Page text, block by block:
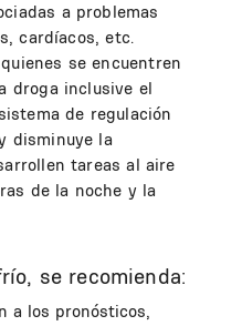
a problemas
cardíacos, etc.
se encuentren
droga inclusive el
de regulación
disminuye la
tareas al aire
de la noche y la
se recomienda:
a los pronósticos,